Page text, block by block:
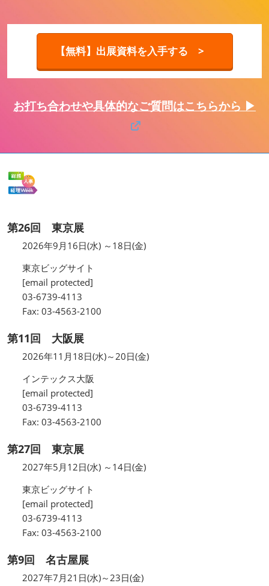
【無料】出展資料を入手する >
お打ち合わせや具体的なご質問はこちらから ▶
第26回 東京展
2026年9月16日(水) ～18日(金)
東京ビッグサイト
[email protected]
03-6739-4113
Fax: 03-4563-2100
第11回 大阪展
2026年11月18日(水)～20日(金)
インテックス大阪
[email protected]
03-6739-4113
Fax: 03-4563-2100
第27回 東京展
2027年5月12日(水) ～14日(金)
東京ビッグサイト
[email protected]
03-6739-4113
Fax: 03-4563-2100
第9回 名古屋展
2027年7月21日(水)～23日(金)